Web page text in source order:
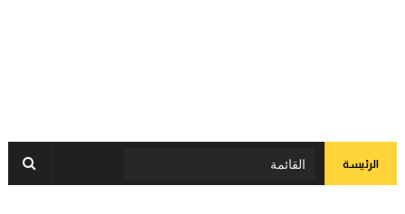
الرئيسة